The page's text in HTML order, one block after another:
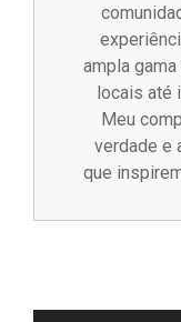
ampla
locais até
Meu
verdade e
que